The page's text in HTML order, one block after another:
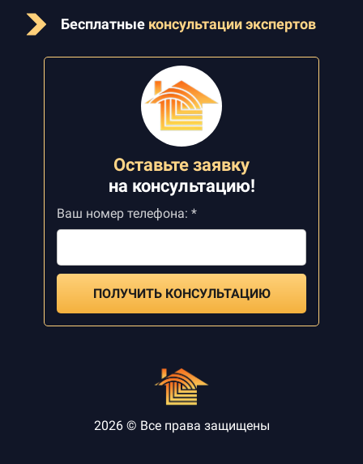
Бесплатные консультации экспертов
Оставьте заявку
на консультацию!
Ваш номер телефона: *
ПОЛУЧИТЬ КОНСУЛЬТАЦИЮ
2026 © Все права защищены